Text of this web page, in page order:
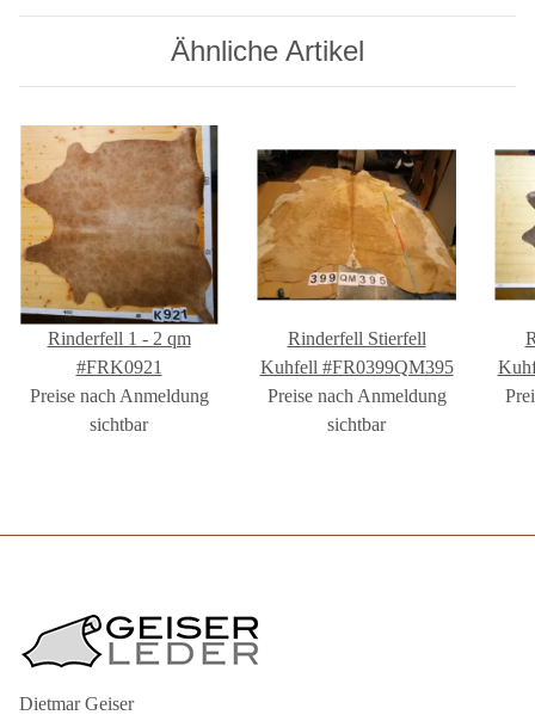
Ähnliche Artikel
Rinderfell 1 - 2 qm
#FRK0921
Preise nach Anmeldung
sichtbar
Rinderfell Stierfell
Kuhfell #FR0399QM395
Preise nach Anmeldung
sichtbar
Dietmar Geiser